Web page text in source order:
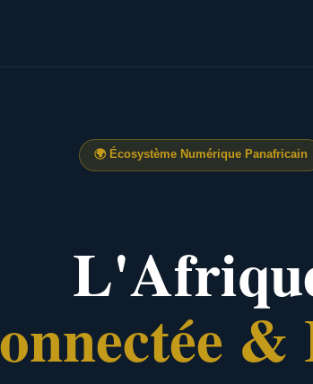
🌍 Écosystème Numérique Panafricain